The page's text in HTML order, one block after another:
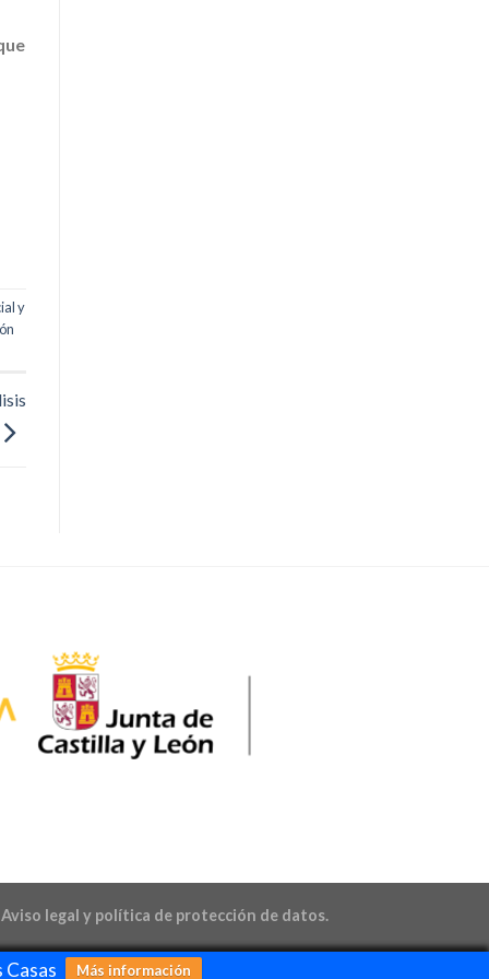
y
Aviso legal y política de protección de datos.
Más información